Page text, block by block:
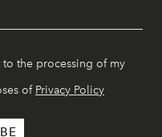
the processing of my
of Privacy Policy